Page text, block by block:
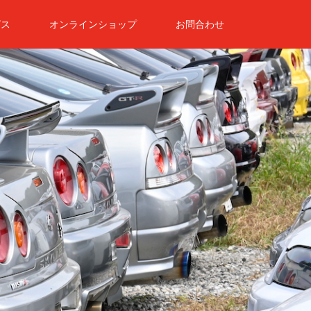
オンラインショップ お問合わせ